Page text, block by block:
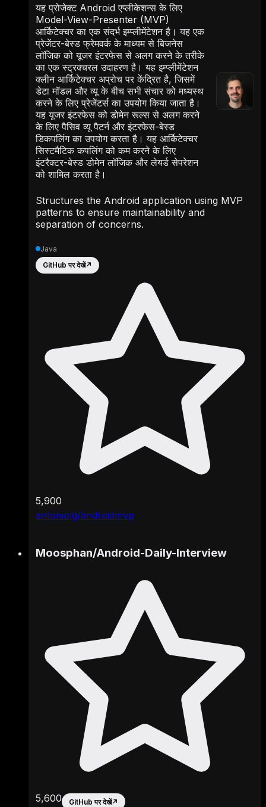
antoniolg/androidmvp
यह प्रोजेक्ट Android एप्लीकेशन्स के लिए
Model-View-Presenter (MVP)
आर्किटेक्चर का एक संदर्भ इम्प्लीमेंटेशन है। यह एक
प्रेजेंटर-बेस्ड फ्रेमवर्क के माध्यम से बिजनेस
लॉजिक को यूजर इंटरफेस से अलग करने के तरीके
का एक स्ट्रक्चरल उदाहरण है। यह इम्प्लीमेंटेशन
क्लीन आर्किटेक्चर अप्रोच पर केंद्रित है, जिसमें
डेटा मॉडल और व्यू के बीच सभी संचार को मध्यस्थ
करने के लिए प्रेजेंटर्स का उपयोग किया जाता है।
यह यूजर इंटरफेस को डोमेन रूल्स से अलग करने
के लिए पैसिव व्यू पैटर्न और इंटरफेस-बेस्ड
डिकपलिंग का उपयोग करता है। यह आर्किटेक्चर
सिस्टमैटिक कपलिंग को कम करने के लिए
इंटरैक्टर-बेस्ड डोमेन लॉजिक और लेयर्ड सेपरेशन
को शामिल करता है।
Structures the Android application using MVP
patterns to ensure maintainability and
separation of concerns.
Java
GitHub पर देखें↗
5,900
Moosphan/Android-Daily-Interview
5,600 GitHub पर देखें↗